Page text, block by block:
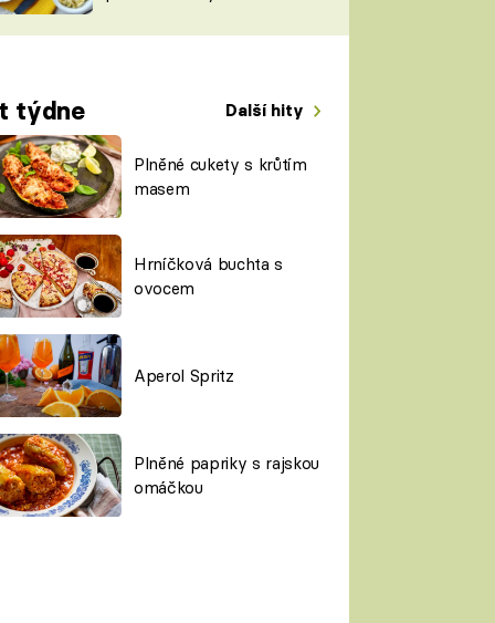
týdne Další hity
Plněné cukety s krůtím
masem
Hrníčková buchta s
ovocem
Aperol Spritz
Plněné papriky s rajskou
omáčkou